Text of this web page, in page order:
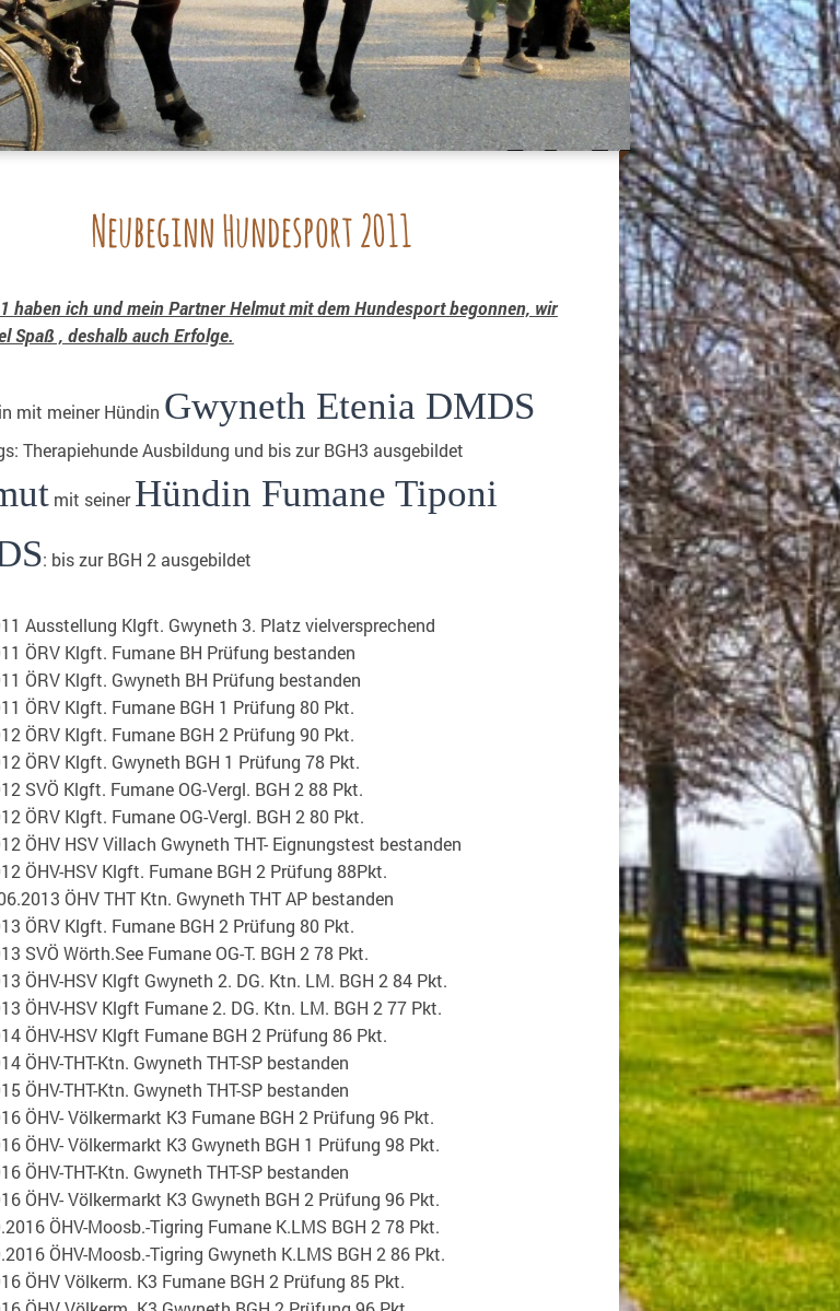
Neubeginn Hundesport 2011
haben ich und mein Partner Helmut mit dem Hundesport begonnen, wir
Spaß , deshalb auch Erfolge.
mit meiner Hündin Gwyneth Etenia DMDS
Therapiehunde Ausbildung und bis zur BGH3 ausgebildet
mit seinerHündin Fumane Tiponi
: bis zur BGH 2 ausgebildet
Ausstellung Klgft. Gwyneth 3. Platz vielversprechend
ÖRV Klgft. Fumane BH Prüfung bestanden
ÖRV Klgft. Gwyneth BH Prüfung bestanden
ÖRV Klgft. Fumane BGH 1 Prüfung 80 Pkt.
ÖRV Klgft. Fumane BGH 2 Prüfung 90 Pkt.
ÖRV Klgft. Gwyneth BGH 1 Prüfung 78 Pkt.
SVÖ Klgft. Fumane OG-Vergl. BGH 2 88 Pkt.
ÖRV Klgft. Fumane OG-Vergl. BGH 2 80 Pkt.
ÖHV HSV Villach Gwyneth THT- Eignungstest bestanden
ÖHV-HSV Klgft. Fumane BGH 2 Prüfung 88Pkt.
ÖHV THT Ktn. Gwyneth THT AP bestanden
ÖRV Klgft. Fumane BGH 2 Prüfung 80 Pkt.
SVÖ Wörth.See Fumane OG-T. BGH 2 78 Pkt.
ÖHV-HSV Klgft Gwyneth 2. DG. Ktn. LM. BGH 2 84 Pkt.
ÖHV-HSV Klgft Fumane 2. DG. Ktn. LM. BGH 2 77 Pkt.
ÖHV-HSV Klgft Fumane BGH 2 Prüfung 86 Pkt.
ÖHV-THT-Ktn. Gwyneth THT-SP bestanden
ÖHV-THT-Ktn. Gwyneth THT-SP bestanden
ÖHV- Völkermarkt K3 Fumane BGH 2 Prüfung 96 Pkt.
ÖHV- Völkermarkt K3 Gwyneth BGH 1 Prüfung 98 Pkt.
ÖHV-THT-Ktn. Gwyneth THT-SP bestanden
ÖHV- Völkermarkt K3 Gwyneth BGH 2 Prüfung 96 Pkt.
ÖHV-Moosb.-Tigring Fumane K.LMS BGH 2 78 Pkt.
ÖHV-Moosb.-Tigring Gwyneth K.LMS BGH 2 86 Pkt.
ÖHV Völkerm. K3 Fumane BGH 2 Prüfung 85 Pkt.